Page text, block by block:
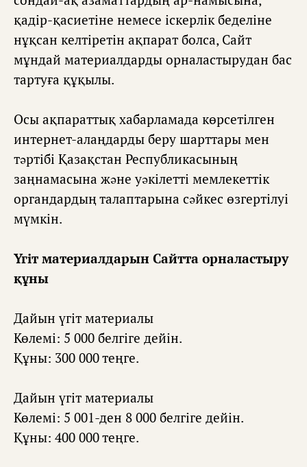
қадір-қасиетіне немесе іскерлік беделіне
нұқсан келтіретін ақпарат болса, Сайт
мұндай материалдарды орналастырудан бас
тартуға құқылы.
Осы ақпараттық хабарламада көрсетілген
интернет-алаңдарды беру шарттары мен
тəртібі Қазақстан Республикасының
заңнамасына жəне уəкілетті мемлекеттік
органдардың талаптарына сəйкес өзгертілуі
мүмкін.
Үгіт материалдарын Сайтта орналастыру
құны
Дайын үгіт материалы
Көлемі: 5 000 белгіге дейін.
Құны: 300 000 теңге.
Дайын үгіт материалы
Көлемі: 5 001-ден 8 000 белгіге дейін.
Құны: 400 000 теңге.